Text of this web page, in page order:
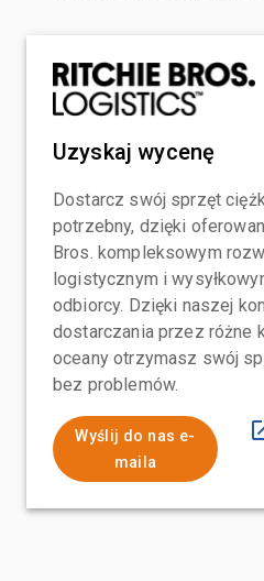
Uzyskaj wycenę
Dostarcz swój sprzęt
potrzebny, dzięki
Bros. kompleksowym
logistycznym i
odbiorcy. Dzięki naszej
dostarczania przez różne
oceany otrzymasz swój
bez problemów.
Wyślij do nas e-
maila